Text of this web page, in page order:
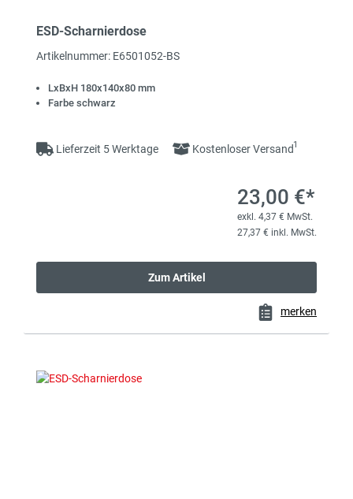
ESD-Scharnierdose
Artikelnummer: E6501052-BS
LxBxH 180x140x80 mm
Farbe schwarz
Lieferzeit 5 Werktage Kostenloser Versand1
23,00 €*
exkl. 4,37 € MwSt.
27,37 € inkl. MwSt.
Zum Artikel
merken